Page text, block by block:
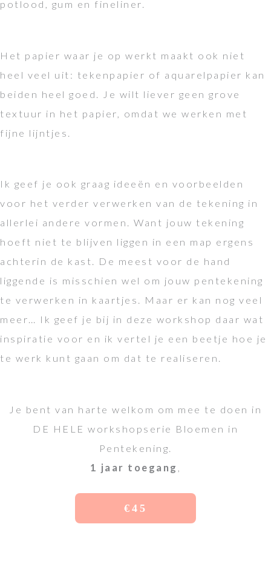
potlood, gum en fineliner.
Het papier waar je op werkt maakt ook niet
heel veel uit: tekenpapier of aquarelpapier kan
beiden heel goed. Je wilt liever geen grove
textuur in het papier, omdat we werken met
fijne lijntjes.
Ik geef je ook graag ideeën en voorbeelden
voor het verder verwerken van de tekening in
allerlei andere vormen. Want jouw tekening
hoeft niet te blijven liggen in een map ergens
achterin de kast. De meest voor de hand
liggende is misschien wel om jouw pentekening
te verwerken in kaartjes. Maar er kan nog veel
meer… Ik geef je bij in deze workshop daar wat
inspiratie voor en ik vertel je een beetje hoe je
te werk kunt gaan om dat te realiseren.
Je bent van harte welkom om mee te doen in
DE HELE workshopserie Bloemen in
Pentekening.
1 jaar toegang
€45